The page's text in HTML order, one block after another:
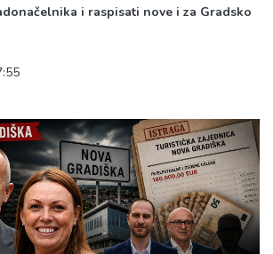
i raspisati nove i za Gradsko